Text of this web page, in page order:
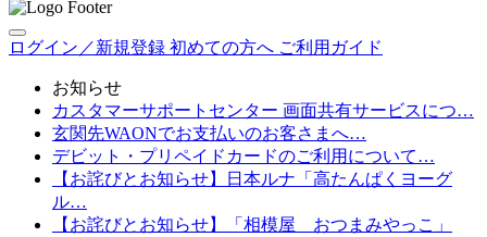
ログイン／新規登録 初めての方へ ご利用ガイド
お知らせ
カスタマーサポートセンター 画面共有サービスにつ…
玄関先WAONでお支払いのお客さまへ…
デビット・プリペイドカードのご利用について…
【お詫びとお知らせ】日本ルナ「高たんぱくヨーグ
ル…
【お詫びとお知らせ】「相模屋 おつまみやっこ」